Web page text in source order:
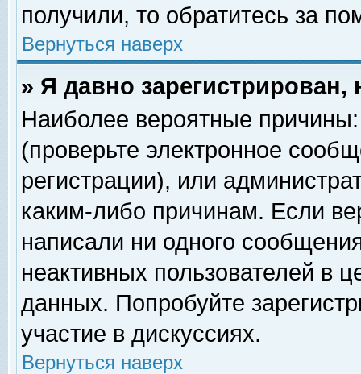
получили, то обратитесь за
Вернуться наверх
» Я давно
Наиболее вероятные
(проверьте электронное
регистрации), или
каким-либо причинам. Если
написали ни одного
неактивных пользователей в
данных. Попробуйте
участие в дискуссиях.
Вернуться наверх